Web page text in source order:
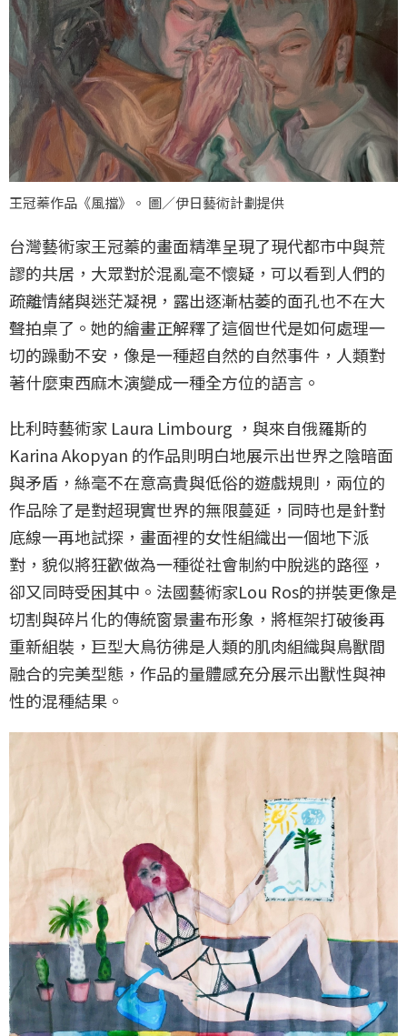
王冠蓁作品《風擋》。 圖／伊日藝術計劃提供
台灣藝術家王冠蓁的畫面精準呈現了現代都市中與荒
謬的共居，大眾對於混亂毫不懷疑，可以看到人們的
疏離情緒與迷茫凝視，露出逐漸枯萎的面孔也不在大
聲拍桌了。她的繪畫正解釋了這個世代是如何處理一
切的躁動不安，像是一種超自然的自然事件，人類對
著什麼東西麻木演變成一種全方位的語言。
比利時藝術家 Laura Limbourg ，與來自俄羅斯的
Karina Akopyan 的作品則明白地展示出世界之陰暗面
與矛盾，絲毫不在意高貴與低俗的遊戲規則，兩位的
作品除了是對超現實世界的無限蔓延，同時也是針對
底線一再地試探，畫面裡的女性組織出一個地下派
對，貌似將狂歡做為一種從社會制約中脫逃的路徑，
卻又同時受困其中。法國藝術家Lou Ros的拼裝更像是
切割與碎片化的傳統窗景畫布形象，將框架打破後再
重新組裝，巨型大鳥彷彿是人類的肌肉組織與鳥獸間
融合的完美型態，作品的量體感充分展示出獸性與神
性的混種結果。